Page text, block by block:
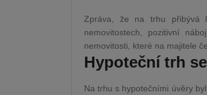
Zpráva, že na trhu přibývá
nemovitostech, pozitivní
nemovitosti, které na majitele
Hypoteční trh
Na trhu s hypotečními úvěry